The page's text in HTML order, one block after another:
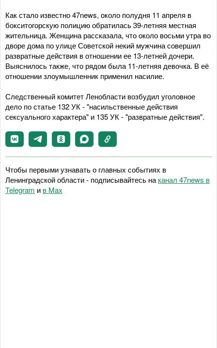
Как стало известно 47news, около полудня 11 апреля в
бокситогорскую полицию обратилась 39-летняя местная
жительница. Женщина рассказала, что около восьми утра во
дворе дома по улице Советской некий мужчина совершил
развратные действия в отношении ее 13-летней дочери.
Выяснилось также, что рядом была 11-летняя девочка. В её
отношении злоумышленник применил насилие.
Следственный комитет Ленобласти возбудил уголовное
дело по статье 132 УК - "насильственные действия
сексуального характера" и 135 УК - "развратные действия".
Чтобы первыми узнавать о главных событиях в
Ленинградской области - подписывайтесь на канал 47news в
Telegram и в Maх